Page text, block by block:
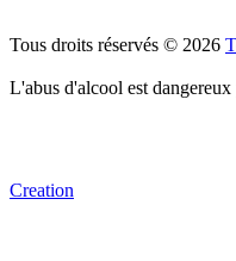
Tous droits réservés © 2026
L'abus d'alcool est
Creation